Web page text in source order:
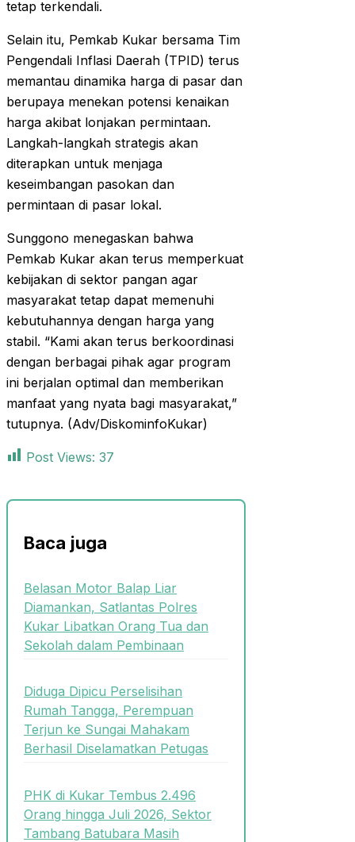
tetap terkendali.
Selain itu, Pemkab Kukar bersama Tim
Pengendali Inflasi Daerah (TPID) terus
memantau dinamika harga di pasar dan
berupaya menekan potensi kenaikan
harga akibat lonjakan permintaan.
Langkah-langkah strategis akan
diterapkan untuk menjaga
keseimbangan pasokan dan
permintaan di pasar lokal.
Sunggono menegaskan bahwa
Pemkab Kukar akan terus memperkuat
kebijakan di sektor pangan agar
masyarakat tetap dapat memenuhi
kebutuhannya dengan harga yang
stabil. “Kami akan terus berkoordinasi
dengan berbagai pihak agar program
ini berjalan optimal dan memberikan
manfaat yang nyata bagi masyarakat,”
tutupnya. (Adv/DiskominfoKukar)
Post Views: 37
Baca juga
Belasan Motor Balap Liar
Diamankan, Satlantas Polres
Kukar Libatkan Orang Tua dan
Sekolah dalam Pembinaan
Diduga Dipicu Perselisihan
Rumah Tangga, Perempuan
Terjun ke Sungai Mahakam
Berhasil Diselamatkan Petugas
PHK di Kukar Tembus 2.496
Orang hingga Juli 2026, Sektor
Tambang Batubara Masih